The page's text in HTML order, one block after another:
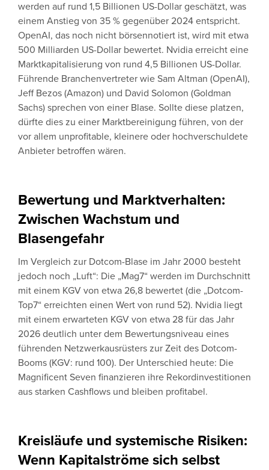
werden auf rund 1,5 Billionen US-Dollar geschätzt, was
einem Anstieg von 35 % gegenüber 2024 entspricht.
OpenAI, das noch nicht börsennotiert ist, wird mit etwa
500 Milliarden US-Dollar bewertet. Nvidia erreicht eine
Marktkapitalisierung von rund 4,5 Billionen US-Dollar.
Führende Branchenvertreter wie Sam Altman (OpenAI),
Jeff Bezos (Amazon) und David Solomon (Goldman
Sachs) sprechen von einer Blase. Sollte diese platzen,
dürfte dies zu einer Marktbereinigung führen, von der
vor allem unprofitable, kleinere oder hochverschuldete
Anbieter betroffen wären.
Bewertung und Marktverhalten:
Zwischen Wachstum und
Blasengefahr
Im Vergleich zur Dotcom-Blase im Jahr 2000 besteht
jedoch noch „Luft“: Die „Mag7“ werden im Durchschnitt
mit einem KGV von etwa 26,8 bewertet (die „Dotcom-
Top7“ erreichten einen Wert von rund 52). Nvidia liegt
mit einem erwarteten KGV von etwa 28 für das Jahr
2026 deutlich unter dem Bewertungsniveau eines
führenden Netzwerkausrüsters zur Zeit des Dotcom-
Booms (KGV: rund 100). Der Unterschied heute: Die
Magnificent Seven finanzieren ihre Rekordinvestitionen
aus starken Cashflows und bleiben profitabel.
Kreisläufe und systemische Risiken:
Wenn Kapitalströme sich selbst